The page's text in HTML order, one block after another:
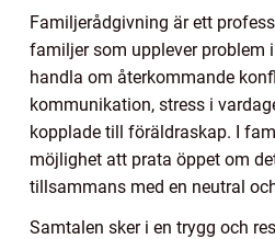
Familjerådgivning är ett
familjer som upplever problem
handla om återkommande
kommunikation, stress i
kopplade till föräldraskap. I
möjlighet att prata öppet om
tillsammans med en neutral
Samtalen sker i en trygg och